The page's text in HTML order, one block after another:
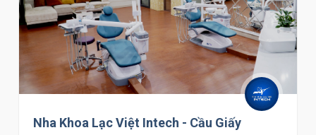
Nha Khoa Lạc Việt Intech - Cầu Giấy